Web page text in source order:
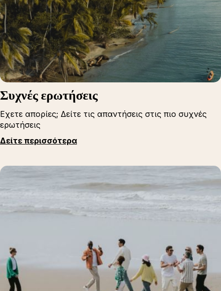
Συχνές ερωτήσεις
Εχετε απορίες; Δείτε τις απαντήσεις στις πιο συχνές
ερωτήσεις
Δείτε περισσότερα